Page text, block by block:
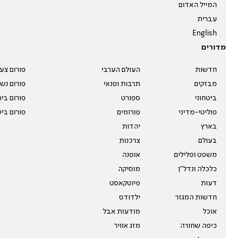
המייל האדום
עברית
English
מדורים
חדשות
מבזקים
ביטחוני
פוליטי-מדיני
בארץ
בעולם
משפט ופלילים
כלכלה ונדל"ן
דעות
חדשות המגזר
אוכל
כיפה שחורה
העולם הערבי
תרבות ופנאי
ספורט
פורומים
יהדות
צרכנות
אופנה
מוסיקה
פיוטקאסט
ילדודס
מודעות אבל
מזג אוויר
פורום
פורום
פורום
פורום